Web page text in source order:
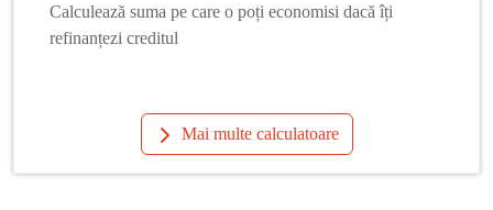
Calculează suma pe care o poți economisi dacă îți
refinanțezi creditul
Mai multe calculatoare